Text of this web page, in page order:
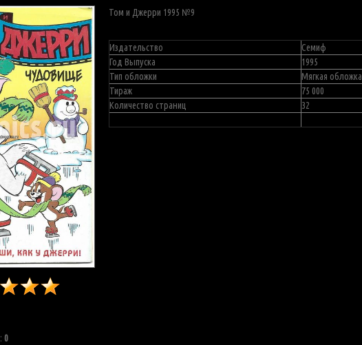
Том и Джерри 1995 №9
Издательство
Семиф
Год Выпуска
1995
Тип обложки
Мягкая обложка
Тираж
75 000
Количество страниц
32
: 0